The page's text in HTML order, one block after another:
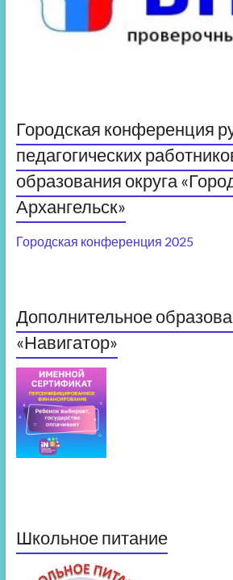
Городская конференция
педагогических
образования округа
Архангельск»
Городская конференция 2025
Дополнительное
«Навигатор»
Школьное питание